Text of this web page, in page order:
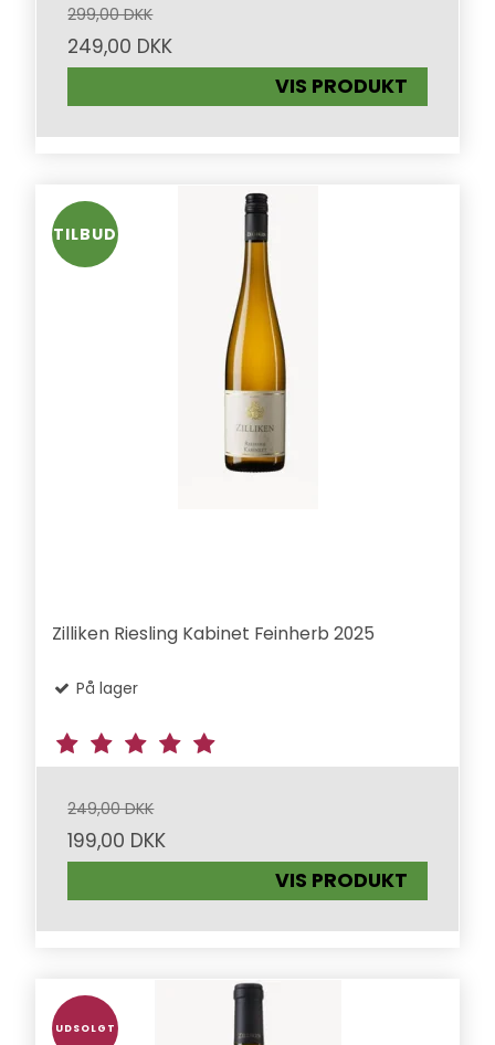
299,00 DKK
249,00 DKK
VIS PRODUKT
TILBUD
Zilliken Riesling Kabinet Feinherb 2025
På lager
249,00 DKK
199,00 DKK
VIS PRODUKT
UDSOLGT